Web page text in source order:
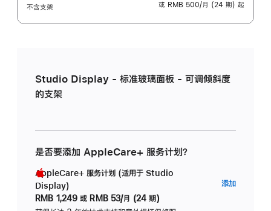
不含支架
或 RMB 500/月 (24 期) 起
Studio Display - 标准玻璃面板 - 可调倾斜度
的支架
是否要添加 AppleCare+ 服务计划？
AppleCare+ 服务计划 (适用于 Studio
Display)
RMB 1,249 或 RMB 53/月 (24 期)
添加